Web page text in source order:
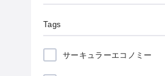
Tags
サーキュラーエコノミー